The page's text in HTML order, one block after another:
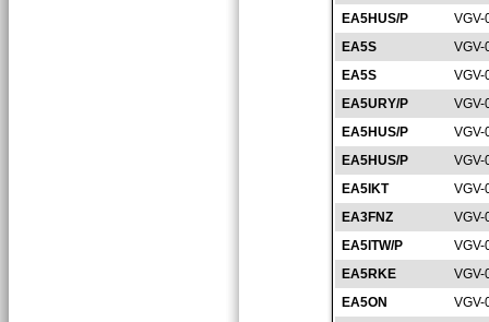
EA5HUS/P
VGV-
EA5S
VGV-
EA5S
VGV-
EA5URY/P
VGV-
EA5HUS/P
VGV-
EA5HUS/P
VGV-
EA5IKT
VGV-
EA3FNZ
VGV-
EA5ITW/P
VGV-
EA5RKE
VGV-
EA5ON
VGV-